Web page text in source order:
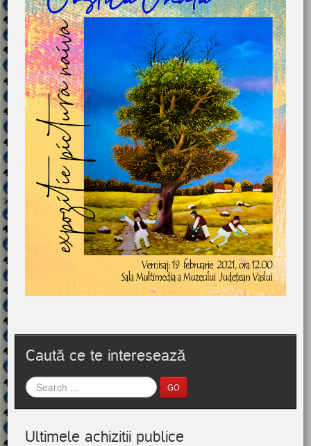
Caută ce te interesează
GO
Ultimele achizitii publice